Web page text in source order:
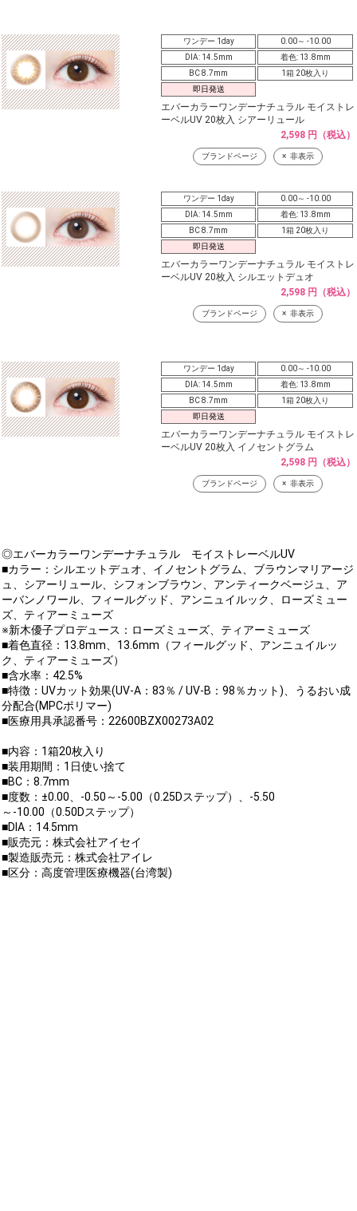
ワンデー 1day
0.00～ -10.00
DIA: 14.5mm
着色: 13.8mm
BC 8.7mm
1箱 20枚入り
即日発送
エバーカラーワンデーナチュラル モイストレ
ーベルUV 20枚入 シアーリュール
2,598 円（税込）
ブランドページ 非表示
ワンデー 1day
0.00～ -10.00
DIA: 14.5mm
着色: 13.8mm
BC 8.7mm
1箱 20枚入り
即日発送
エバーカラーワンデーナチュラル モイストレ
ーベルUV 20枚入 シルエットデュオ
2,598 円（税込）
ブランドページ 非表示
ワンデー 1day
0.00～ -10.00
DIA: 14.5mm
着色: 13.8mm
BC 8.7mm
1箱 20枚入り
即日発送
エバーカラーワンデーナチュラル モイストレ
ーベルUV 20枚入 イノセントグラム
2,598 円（税込）
ブランドページ 非表示
◎エバーカラーワンデーナチュラル モイストレーベルUV
■カラー：シルエットデュオ、イノセントグラム、ブラウンマリアージ
ュ、シアーリュール、シフォンブラウン、アンティークベージュ、ア
ーバンノワール、フィールグッド、アンニュイルック、ローズミュー
ズ、ティアーミューズ
※新木優子プロデュース：ローズミューズ、ティアーミューズ
■着色直径：13.8mm、13.6mm（フィールグッド、アンニュイルッ
ク、ティアーミューズ）
■含水率：42.5%
■特徴：UVカット効果(UV-A：83％ / UV-B：98％カット)、うるおい成
分配合(MPCポリマー)
■医療用具承認番号：22600BZX00273A02
■内容：1箱20枚入り
■装用期間：1日使い捨て
■BC：8.7mm
■度数：±0.00、-0.50～-5.00（0.25Dステップ）、-5.50
～-10.00（0.50Dステップ）
■DIA：14.5mm
■販売元：株式会社アイセイ
■製造販売元：株式会社アイレ
■区分：高度管理医療機器(台湾製)